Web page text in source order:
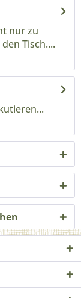
nur zu
Tisch....